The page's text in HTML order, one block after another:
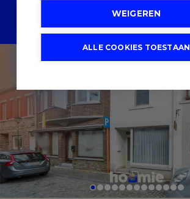
SCHRIJF U IN
WEIGEREN
ALLE COOKIES TOESTAAN